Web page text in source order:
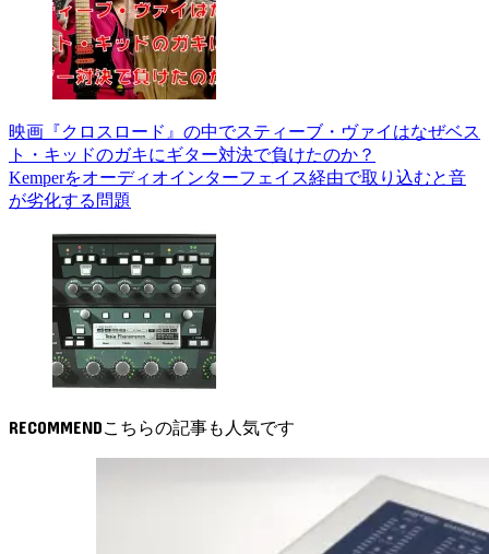
映画『クロスロード』の中でスティーブ・ヴァイはなぜベス
ト・キッドのガキにギター対決で負けたのか？
Kemperをオーディオインターフェイス経由で取り込むと音
が劣化する問題
RECOMMEND